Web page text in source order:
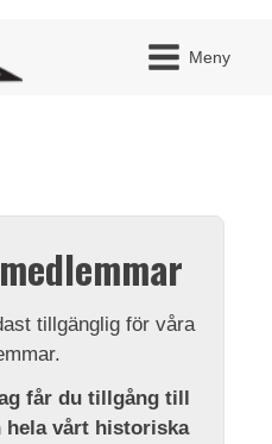
Meny
tillgänglig för våra
får du tillgång till
vårt historiska